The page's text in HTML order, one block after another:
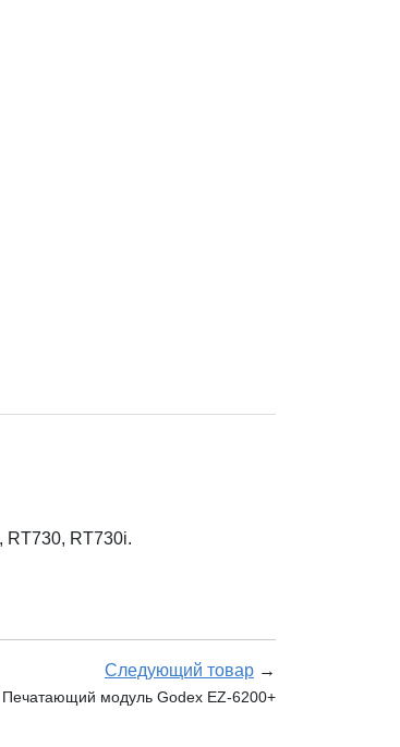
RT730, RT730i.
Следующий товар →
Печатающий модуль Godex EZ-6200+